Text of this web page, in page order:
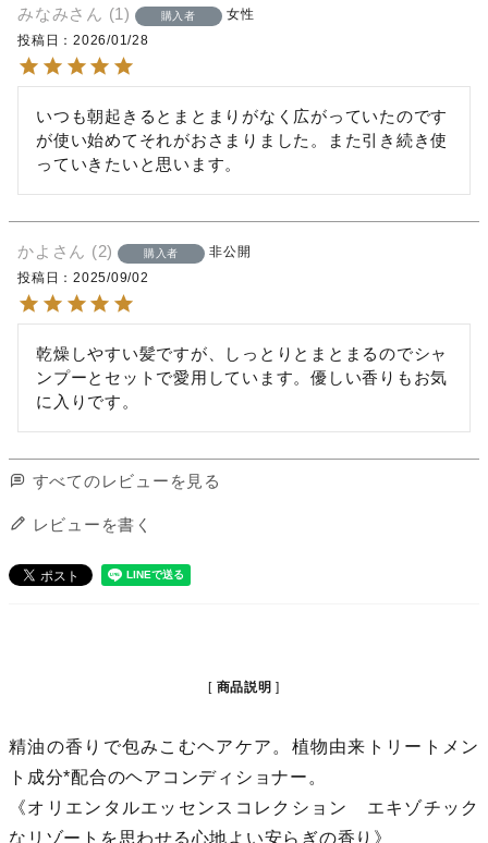
みなみ 1 購入者
女性
投稿日
2026/01/28
いつも朝起きるとまとまりがなく広がっていたのです
が使い始めてそれがおさまりました。また引き続き使
っていきたいと思います。
かよ 2 購入者
非公開
投稿日
2025/09/02
乾燥しやすい髪ですが、しっとりとまとまるのでシャ
ンプーとセットで愛用しています。優しい香りもお気
に入りです。
すべてのレビューを見る
レビューを書く
商品説明
精油の香りで包みこむヘアケア。植物由来トリートメン
ト成分*配合のヘアコンディショナー。
《オリエンタルエッセンスコレクション エキゾチック
なリゾートを思わせる心地よい安らぎの香り》